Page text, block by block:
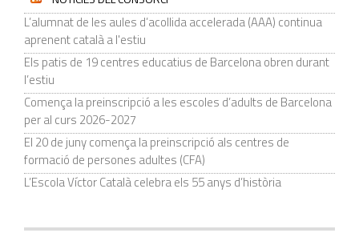
L’alumnat de les aules d’acollida accelerada (AAA) continua
aprenent català a l'estiu
Els patis de 19 centres educatius de Barcelona obren durant
l’estiu
Comença la preinscripció a les escoles d’adults de Barcelona
per al curs 2026-2027
El 20 de juny comença la preinscripció als centres de
formació de persones adultes (CFA)
L’Escola Víctor Català celebra els 55 anys d’història